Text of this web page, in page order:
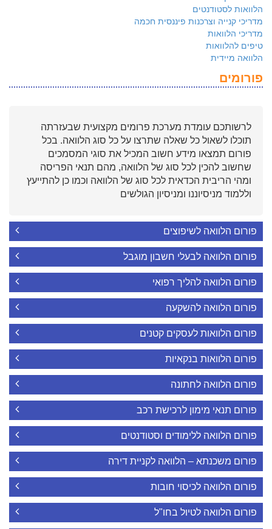
הלוואות לסטודנטים
מדריכי קנייה וצרכנות פיננסית חכמה
מדריכי הלוואות
טיפים להלוואות
הלוואה מיידית
פורומים
לרשותכם עומדת מערכת פרומים מקצועית שבעזרתה
תוכלו לשאול כל שאלה שתרצו על כל סוג הלוואה. בכל
פורום תמצאו מידע חשוב המכיל את סוגי המסמכים
שחשוב להכין לכל סוג של הלוואה, מהם תנאי הפריסה
ומהי הריבית הכדאית לכל סוג של הלוואה וכמו כן להתייעץ
וללמוד מניסיוננו ומניסיון הגולשים
פורום הלוואה לשיפוצים
פורום הלוואה לבעלי חשבון מוגבל
פורום הלוואה להליך רפואי
פורום הלוואה להשקעה
פורום הלוואות לעסקים קטנים
פורום הלוואות בנקאיות
פורום הלוואה לחתונה
פורום תנאי מימון לרכישת רכב
פורום הלוואה ללימודים וסטודנטים
פורום משכנתא – הלוואה לקניית דירה
פורום הלוואה לכיסוי חובות
פורום הלוואה לטיול בחו"ל